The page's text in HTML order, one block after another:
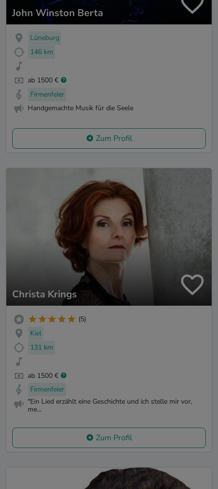
John Winston Berta
Lüneburg
146 km
ab 1500 €
Firmenfeier
Handgemachte Musik für die Seele
Zum Profil
Christa Krings
(5)
Kiel
131 km
ab 1500 €
Firmenfeier
"Ein Lied erzählt eine Geschichte und ich stelle mir vor,
me...
Zum Profil